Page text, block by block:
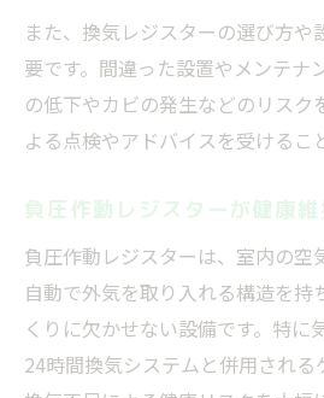
ー詰まり
換気レジスター異音発
負圧作動レジスターうる
内装工事で防ぐ換気口
り
古い換気口交換による
法
古い換気口交換で住まいの
また、換気レジスターの選び方や
要です。間違った設置やメンテナ
の低下やカビの発生などのリスク
よる点検やアドバイスを受けるこ
負圧作動レジスターが健康
負圧作動レジスターは、室内の空
自動で外気を取り入れる構造を持
くりに欠かせない設備です。特に
24時間換気システムと併用される